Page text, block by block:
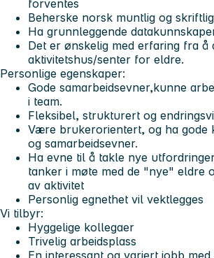
forventes
Beherske norsk muntlig og skriftlig
Ha grunnleggende
Det er ønskelig med erfaring fra å
aktivitetshus/senter for eldre.
Personlige egenskaper:
Gode samarbeidsevner,kunne
i team.
Fleksibel, strukturert og
Være brukerorientert, og ha gode
og samarbeidsevner.
Ha evne til å takle nye
tanker i møte med de "nye" eldre
av aktivitet
Personlig egnethet vil vektlegges
Vi tilbyr:
Hyggelige kollegaer
Trivelig arbeidsplass
En interessant og variert jobb